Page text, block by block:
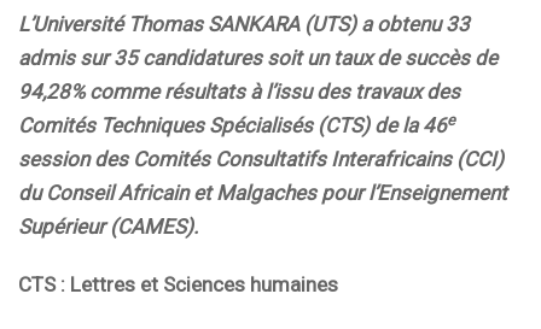
L’Université Thomas SANKARA (UTS) a obtenu 33
admis sur 35 candidatures soit un taux de succès de
94,28% comme résultats à l’issu des travaux des
Comités Techniques Spécialisés (CTS) de la 46e
session des Comités Consultatifs Interafricains (CCI)
du Conseil Africain et Malgaches pour l’Enseignement
Supérieur (CAMES).
CTS : Lettres et Sciences humaines